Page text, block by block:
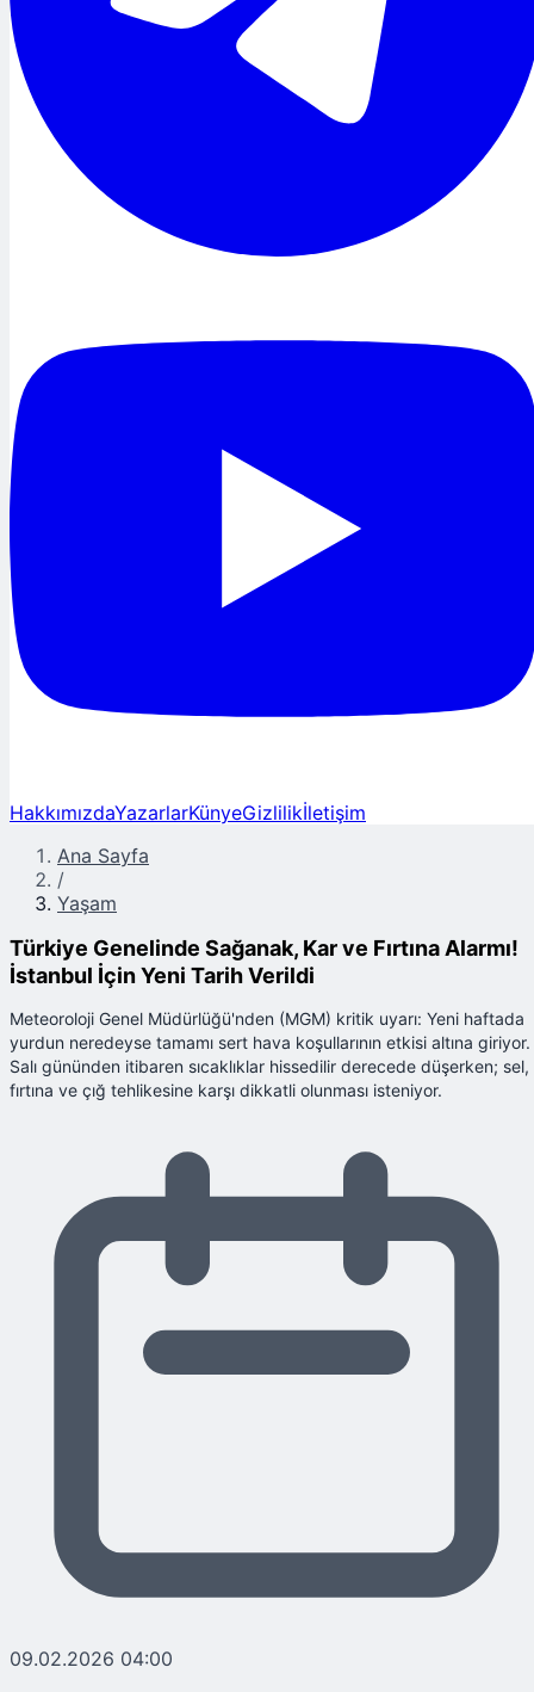
HakkımızdaYazarlarKünyeGizlilikİletişim
Ana Sayfa
/
Yaşam
Türkiye Genelinde Sağanak, Kar ve Fırtına Alarmı!
İstanbul İçin Yeni Tarih Verildi
Meteoroloji Genel Müdürlüğü'nden (MGM) kritik uyarı: Yeni haftada
yurdun neredeyse tamamı sert hava koşullarının etkisi altına giriyor.
Salı gününden itibaren sıcaklıklar hissedilir derecede düşerken; sel,
fırtına ve çığ tehlikesine karşı dikkatli olunması isteniyor.
09.02.2026 04:00